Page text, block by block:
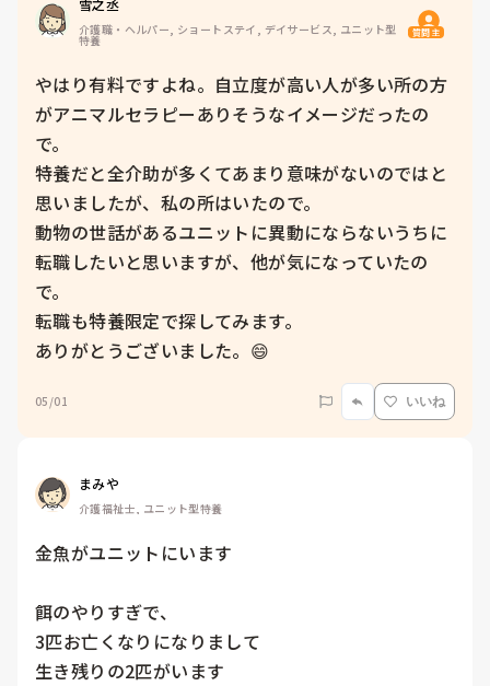
雪之丞
介護職・ヘルパー, ショートステイ, デイサービス, ユニット型
特養 質問主
やはり有料ですよね。自立度が高い人が多い所の方
がアニマルセラピーありそうなイメージだったの
で。
特養だと全介助が多くてあまり意味がないのではと
思いましたが、私の所はいたので。
動物の世話があるユニットに異動にならないうちに
転職したいと思いますが、他が気になっていたの
で。
転職も特養限定で探してみます。
ありがとうございました。😄
05/01 いいね
まみや
介護福祉士, ユニット型特養
金魚がユニットにいます
餌のやりすぎで、
3匹お亡くなりになりまして
生き残りの2匹がいます